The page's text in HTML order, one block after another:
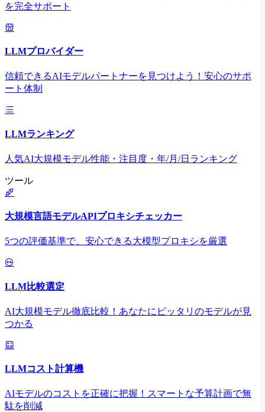
を完全サポート
LLMプロバイダー
信頼できるAIモデルパートナーを見つけよう！安心のサポ
ート体制
LLMランキング
人気AI大規模モデル性能・注目度・年/月/日ランキング
ツール
大規模言語モデルAPIプロキシチェッカー
5つの評価基準で、安心できる大模型プロキシを厳選
LLM比較選定
AI大規模モデル徹底比較！あなたにピッタリのモデルが見
つかる
LLMコスト計算機
AIモデルのコストを正確に把握！スマートな予算計画で無
駄を削減